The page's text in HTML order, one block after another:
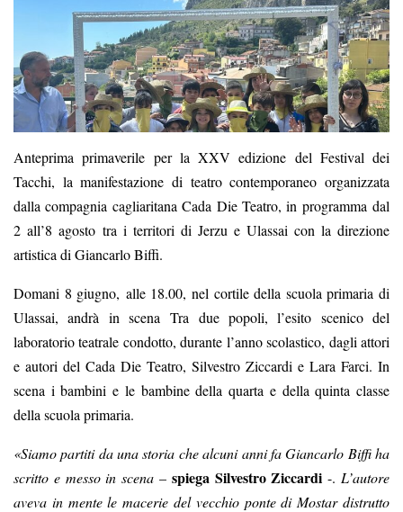
Anteprima primaverile per la XXV edizione del Festival dei
Tacchi, la manifestazione di teatro contemporaneo organizzata
dalla compagnia cagliaritana Cada Die Teatro, in programma dal
2 all’8 agosto tra i territori di Jerzu e Ulassai con la direzione
artistica di Giancarlo Biffi.
Domani 8 giugno, alle 18.00, nel cortile della scuola primaria di
Ulassai, andrà in scenaTra due popoli, l’esito scenico del
laboratorio teatrale condotto, durante l’anno scolastico, dagli attori
e autori del Cada Die Teatro, Silvestro Ziccardi e Lara Farci. In
scena i bambini e le bambine della quarta e della quinta classe
della scuola primaria.
«Siamo partiti da una storia che alcuni anni fa Giancarlo Biffi ha
scritto e messo in scena – spiega Silvestro Ziccardi -. L’autore
aveva in mente le macerie del vecchio ponte di Mostar distrutto